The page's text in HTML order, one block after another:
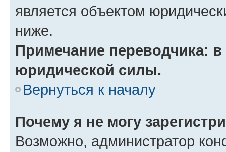
является объектом
ниже.
Примечание переводчика:
юридической силы.
Вернуться к началу
Почему я не могу
Возможно, администратор